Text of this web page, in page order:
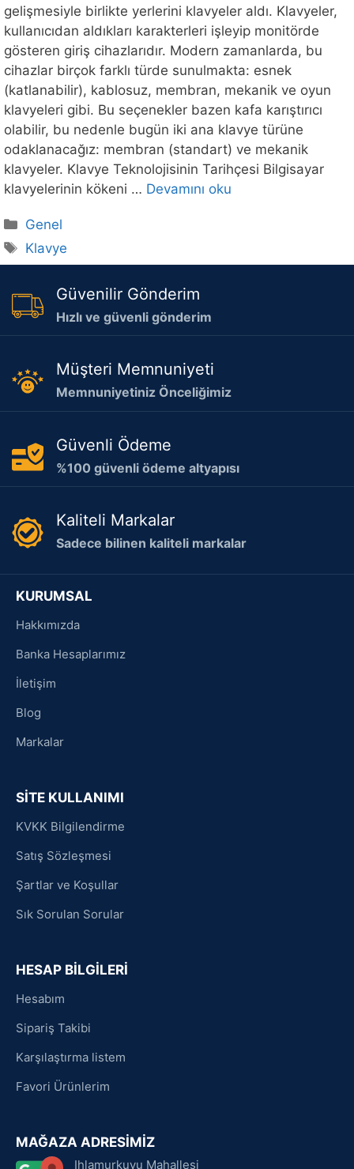
gelişmesiyle birlikte yerlerini klavyeler aldı. Klavyeler,
kullanıcıdan aldıkları karakterleri işleyip monitörde
gösteren giriş cihazlarıdır. Modern zamanlarda, bu
cihazlar birçok farklı türde sunulmakta: esnek
(katlanabilir), kablosuz, membran, mekanik ve oyun
klavyeleri gibi. Bu seçenekler bazen kafa karıştırıcı
olabilir, bu nedenle bugün iki ana klavye türüne
odaklanacağız: membran (standart) ve mekanik
klavyeler. Klavye Teknolojisinin Tarihçesi Bilgisayar
klavyelerinin kökeni … Devamını oku
Kategoriler
Genel
Etiketler
Klavye
Güvenilir Gönderim
Hızlı ve güvenli gönderim
Müşteri Memnuniyeti
Memnuniyetiniz Önceliğimiz
Güvenli Ödeme
%100 güvenli ödeme altyapısı
Kaliteli Markalar
Sadece bilinen kaliteli markalar
KURUMSAL
Hakkımızda
Banka Hesaplarımız
İletişim
Blog
Markalar
SİTE KULLANIMI
KVKK Bilgilendirme
Satış Sözleşmesi
Şartlar ve Koşullar
Sık Sorulan Sorular
HESAP BİLGİLERİ
Hesabım
Sipariş Takibi
Karşılaştırma listem
Favori Ürünlerim
MAĞAZA ADRESİMİZ
Ihlamurkuyu Mahallesi